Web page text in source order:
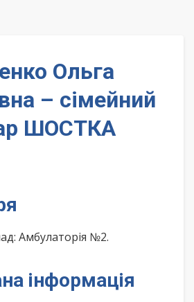
Ольга
– сімейний
ШОСТКА
Амбулаторія №2.
інформація